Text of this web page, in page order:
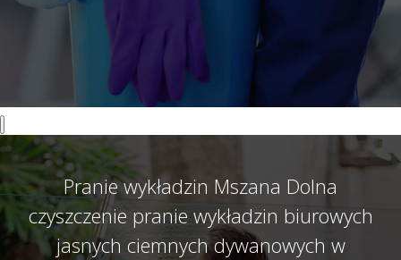
Pranie wykładzin Mszana Dolna
czyszczenie pranie wykładzin biurowych
jasnych ciemnych dywanowych w